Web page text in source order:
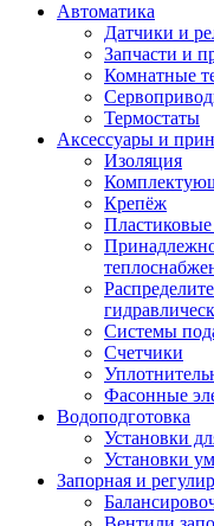
Автоматика
Датчики и
Запчасти и
Комнатные
Термостаты
Аксессуары и
Изоляция
Крепёж
Пластиковые
Системы
Счетчики
Фасонные
Водоподготовка
Установки
Установки
Запорная и